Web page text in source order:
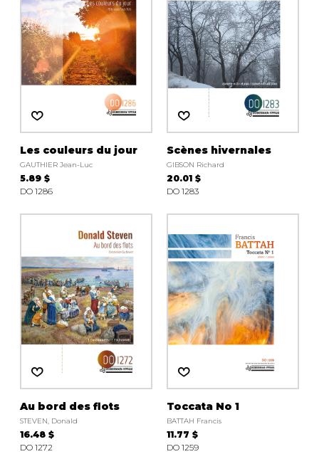
Les couleurs du jour
GAUTHIER Jean-Luc
5.89 $
DO 1286
Scènes hivernales
GIBSON Richard
20.01 $
DO 1283
Au bord des flots
STEVEN, Donald
16.48 $
DO 1272
Toccata No 1
BATTAH Francis
11.77 $
DO 1259